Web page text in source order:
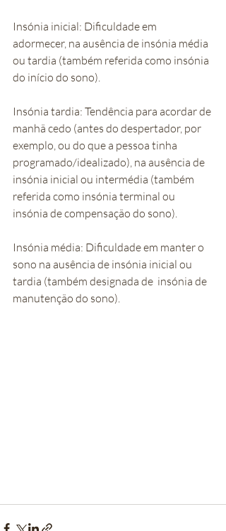
Insónia inicial: Dificuldade em
adormecer, na ausência de insónia média
ou tardia (também referida como insónia
do início do sono).
Insónia tardia: Tendência para acordar de
manhã cedo (antes do despertador, por
exemplo, ou do que a pessoa tinha
programado/idealizado), na ausência de
insónia inicial ou intermédia (também
referida como insónia terminal ou
insónia de compensação do sono).
Insónia média: Dificuldade em manter o
sono na ausência de insónia inicial ou
tardia (também designada de  insónia de
manutenção do sono).